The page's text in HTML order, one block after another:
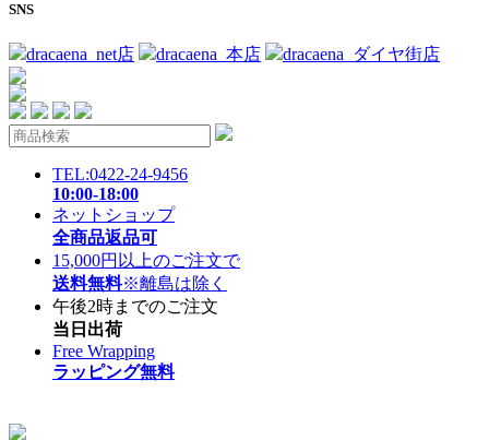
SNS
dracaena_net店 dracaena_本店 dracaena_ダイヤ街店
TEL:0422-24-9456
10:00-18:00
ネットショップ
全商品返品可
15,000円以上のご注文で
送料無料※離島は除く
午後2時までのご注文
当日出荷
Free Wrapping
ラッピング無料